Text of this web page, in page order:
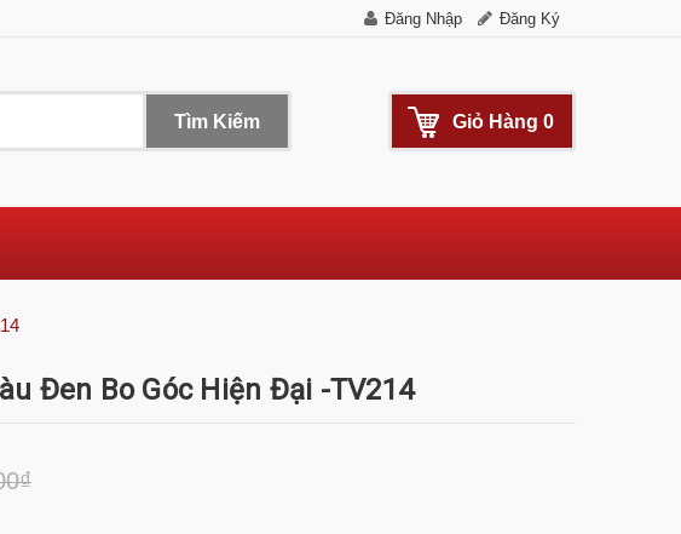
Đăng Nhập Đăng Ký
Tìm Kiếm Giỏ Hàng 0
Đen Bo Góc Hiện Đại -TV214